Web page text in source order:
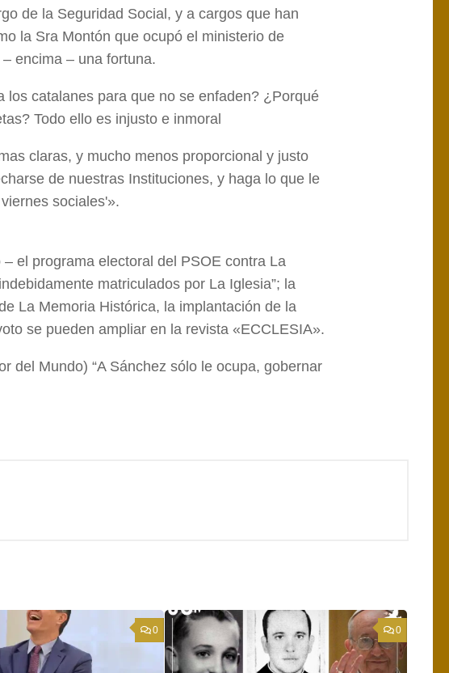
de la Seguridad Social, y a cargos que han
la Sra Montón que ocupó el ministerio de
encima – una fortuna.
catalanes para que no se enfaden? ¿Porqué
Todo ello es injusto e inmoral
claras, y mucho menos proporcional y justo
de nuestras Instituciones, y haga lo que le
sociales'».
el programa electoral del PSOE contra La
matriculados por La Iglesia”; la
La Memoria Histórica, la implantación de la
se pueden ampliar en la revista «ECCLESIA».
del Mundo) “A Sánchez sólo le ocupa, gobernar
0 0